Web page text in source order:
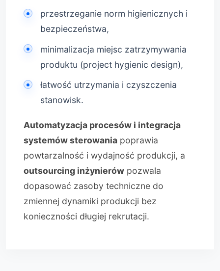
przestrzeganie norm higienicznych i
bezpieczeństwa,
minimalizacja miejsc zatrzymywania
produktu (project hygienic design),
łatwość utrzymania i czyszczenia
stanowisk.
Automatyzacja procesów i integracja
systemów sterowania poprawia
powtarzalność i wydajność produkcji, a
outsourcing inżynierów pozwala
dopasować zasoby techniczne do
zmiennej dynamiki produkcji bez
konieczności długiej rekrutacji.